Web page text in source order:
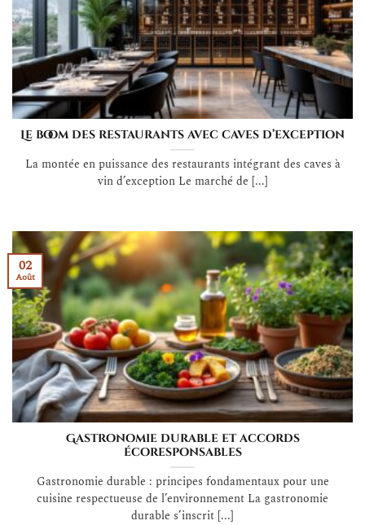
Le boom des restaurants avec caves d’exception
La montée en puissance des restaurants intégrant des caves à
vin d’exception Le marché de [...]
Gastronomie durable et accords
écoresponsables
Gastronomie durable : principes fondamentaux pour une
cuisine respectueuse de l’environnement La gastronomie
durable s’inscrit [...]
02
Août